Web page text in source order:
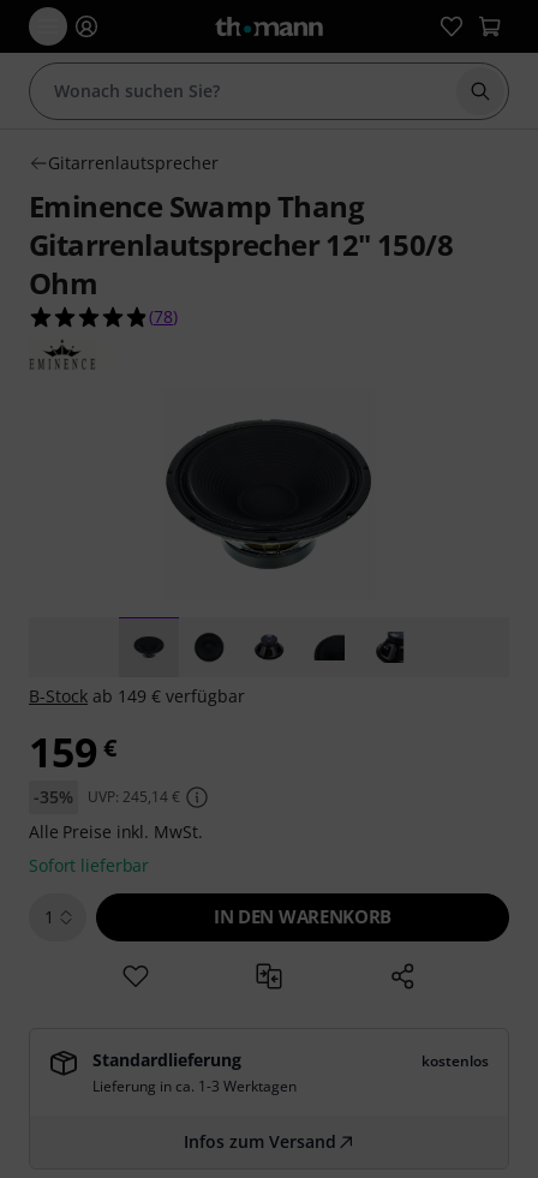
Suche
Gitarrenlautsprecher
Eminence Swamp Thang
Gitarrenlautsprecher 12" 150/8
Ohm
4.9 von 5 Sternen aus 78 Kundenbewertungen
(78)
B-Stock ab 149 € verfügbar
159 €
-35% UVP: 245,14 €
Alle Preise inkl. MwSt.
Sofort lieferbar
1 IN DEN WARENKORB
Standardlieferung
kostenlos
Lieferung in ca. 1-3 Werktagen
Infos zum Versand